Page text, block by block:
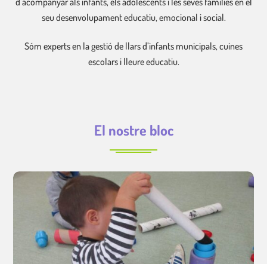
seu desenvolupament educatiu, emocional i social.
Sóm experts en la gestió de llars d’infants municipals, cuines
escolars i lleure educatiu.
El nostre bloc